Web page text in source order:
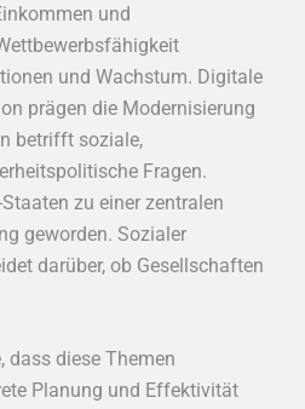
und
und Wachstum. Digitale
prägen die Modernisierung
betrifft soziale,
Fragen.
zu einer zentralen
geworden. Sozialer
darüber, ob Gesellschaften
dass diese Themen
Planung und Effektivität